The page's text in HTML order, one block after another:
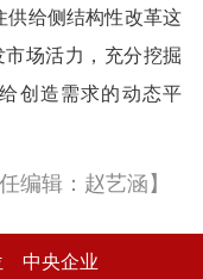
供给侧结构性改革这
场活力，充分挖掘
创造需求的动态平
任编辑：赵艺涵】
中央企业